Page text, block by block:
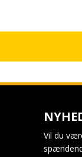
Vil du